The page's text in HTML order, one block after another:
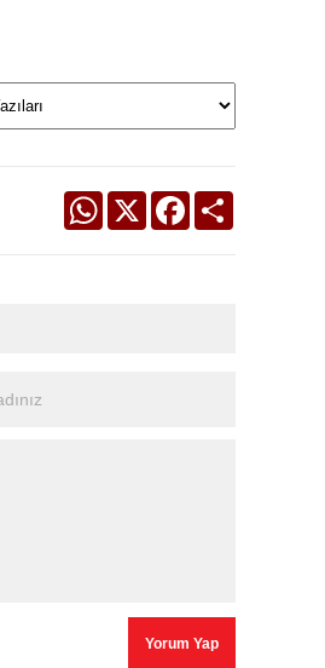
WhatsApp
X Facebook